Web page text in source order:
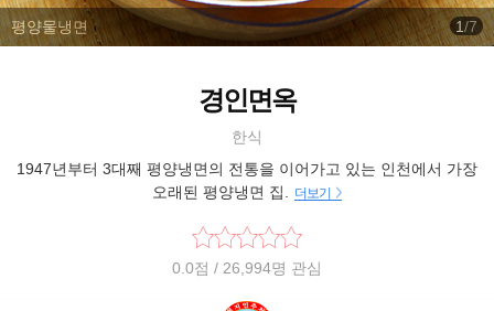
평양물냉면 1/7
경인면옥
한식
1947년부터 3대째 평양냉면의 전통을 이어가고 있는 인천에서 가장
오래된 평양냉면 집.
더보기
0.0점 / 26,994명 관심